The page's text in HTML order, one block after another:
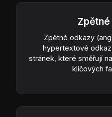
Zpětné odkazy
hypertextové
stránek, které směřují
klíčových